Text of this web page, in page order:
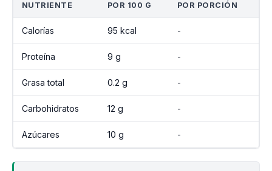
NUTRIENTE POR 100 G POR PORCIÓN
Calorías 95 kcal -
Proteína 9 g -
Grasa total 0.2 g -
Carbohidratos 12 g -
Azúcares 10 g -